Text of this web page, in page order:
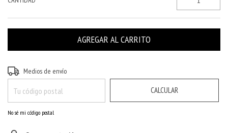
Entregas para el CP:
Medios de envío
CALCULAR
No sé mi código postal